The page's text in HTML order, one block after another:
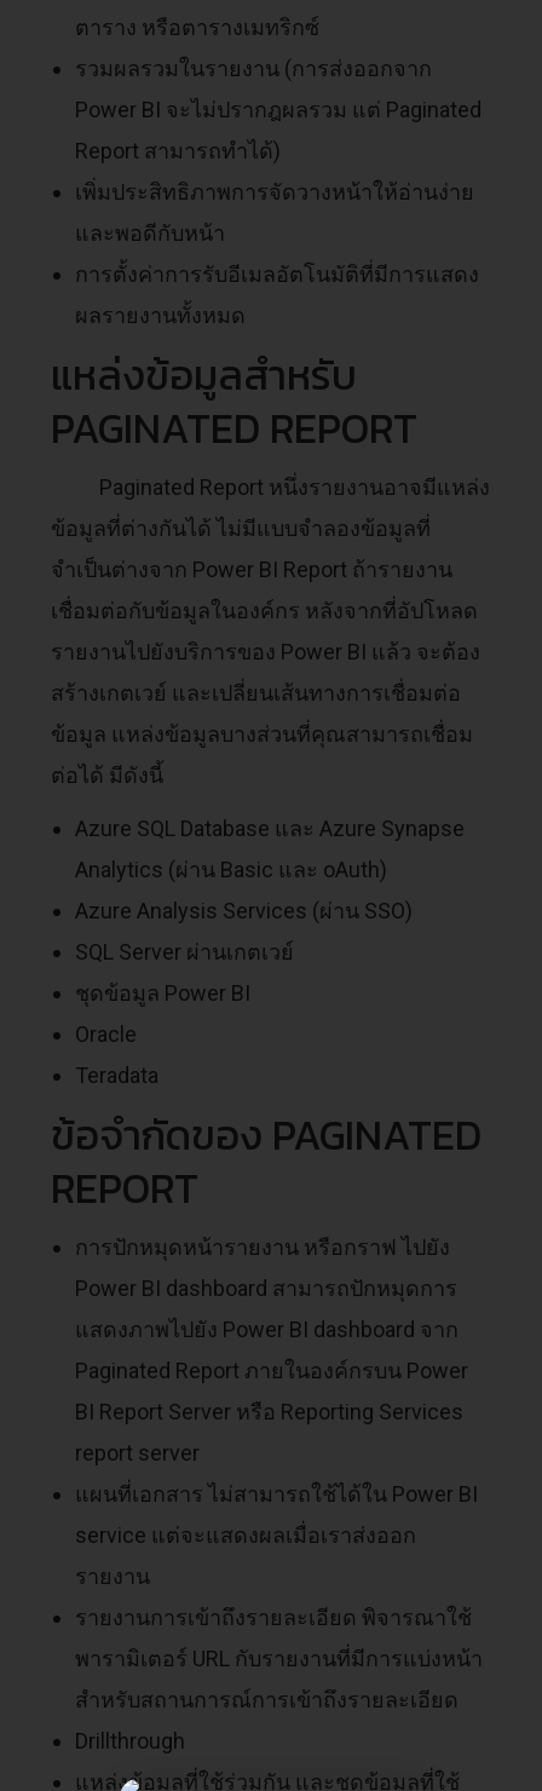
ตาราง หรือตารางเมทริกซ์
รวมผลรวมในรายงาน (การส่งออกจาก
Power BI จะไม่ปรากฎผลรวม แต่ Paginated
Report สามารถทำได้)
เพิ่มประสิทธิภาพการจัดวางหน้าให้อ่านง่าย
และพอดีกับหน้า
การตั้งค่าการรับอีเมลอัตโนมัติที่มีการแสดง
ผลรายงานทั้งหมด
แหล่งข้อมูลสำหรับ
PAGINATED REPORT
Paginated Report หนึ่งรายงานอาจมีแหล่ง
ข้อมูลที่ต่างกันได้ ไม่มีแบบจำลองข้อมูลที่
จำเป็นต่างจาก Power BI Report ถ้ารายงาน
เชื่อมต่อกับข้อมูลในองค์กร หลังจากที่อัปโหลด
รายงานไปยังบริการของ Power BI แล้ว จะต้อง
สร้างเกตเวย์ และเปลี่ยนเส้นทางการเชื่อมต่อ
ข้อมูล แหล่งข้อมูลบางส่วนที่คุณสามารถเชื่อม
ต่อได้ มีดังนี้
Azure SQL Database และ Azure Synapse
Analytics (ผ่าน Basic และ oAuth)
Azure Analysis Services (ผ่าน SSO)
SQL Server ผ่านเกตเวย์
ชุดข้อมูล Power BI
Oracle
Teradata
ข้อจำกัดของ PAGINATED
REPORT
การปักหมุดหน้ารายงาน หรือกราฟ ไปยัง
Power BI dashboard สามารถปักหมุดการ
แสดงภาพไปยัง Power BI dashboard จาก
Paginated Report ภายในองค์กรบน Power
BI Report Server หรือ Reporting Services
report server
แผนที่เอกสาร ไม่สามารถใช้ได้ใน Power BI
service แต่จะแสดงผลเมื่อเราส่งออก
รายงาน
รายงานการเข้าถึงรายละเอียด พิจารณาใช้
พารามิเตอร์ URL กับรายงานที่มีการแบ่งหน้า
สำหรับสถานการณ์การเข้าถึงรายละเอียด
Drillthrough
แหล่งข้อมูลที่ใช้ร่วมกัน และชุดข้อมูลที่ใช้